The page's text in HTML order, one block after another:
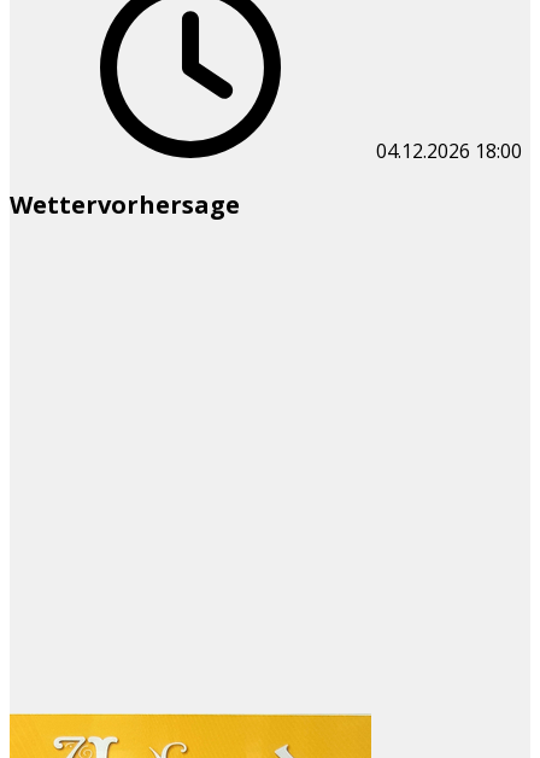
04.12.2026 18:00
Wettervorhersage